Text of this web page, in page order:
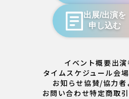
出展/出演を
申し込む
イベント概要出
タイムスケジュール会
お知らせ協賛/協力者
お問い合わせ特定商取